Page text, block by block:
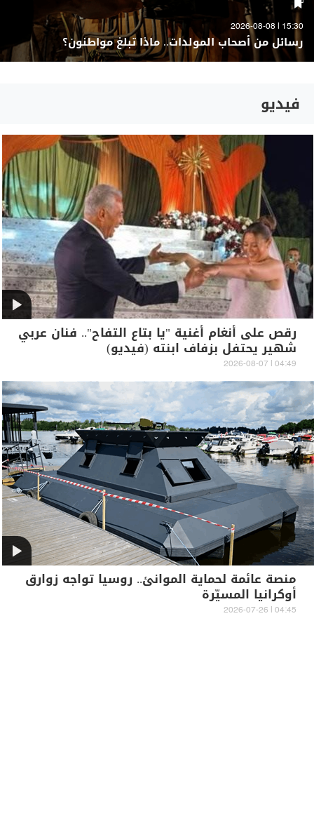
15:30 | 2026-08-08
رسائل من أصحاب المولدات.. ماذا تبلغ مواطنون؟
فيديو
رقص على أنغام أغنية "يا بتاع التفاح".. فنان عربي
شهير يحتفل بزفاف ابنته (فيديو)
04:49 | 2026-08-07
منصة عائمة لحماية الموانئ.. روسيا تواجه زوارق
أوكرانيا المسيّرة
04:45 | 2026-07-26